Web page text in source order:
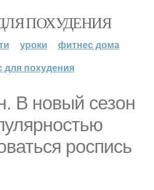
ПОХУДЕНИЯ
уроки
фитнес дома
для похудения
В новый сезон
роспись